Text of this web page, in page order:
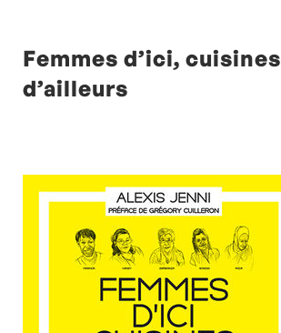
Femmes d’ici, cuisines
d’ailleurs